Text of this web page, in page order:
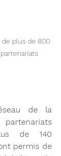
de plus de 800
de la
de 140
permis de